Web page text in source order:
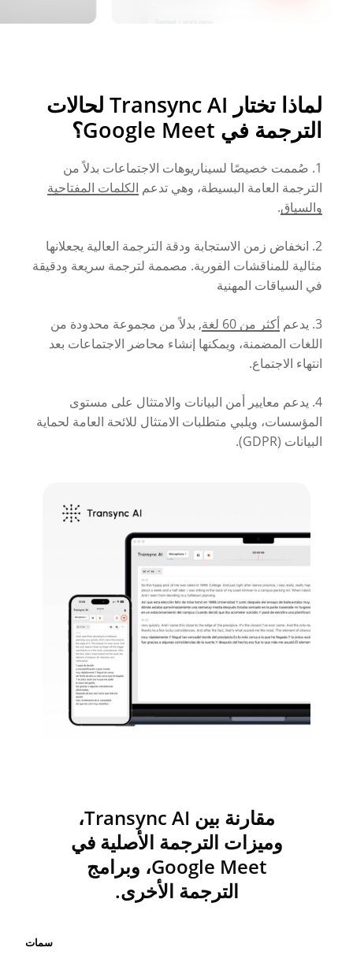
لماذا تختار Transync AI لحالات
الترجمة في Google Meet؟
1. صُممت خصيصًا لسيناريوهات الاجتماعات بدلاً من
الترجمة العامة البسيطة، وهي تدعم الكلمات المفتاحية
والسياق.
2. انخفاض زمن الاستجابة ودقة الترجمة العالية يجعلانها
مثالية للمناقشات الفورية. مصممة لترجمة سريعة ودقيقة
في السياقات المهنية
3. يدعم أكثر من 60 لغة
, بدلاً من مجموعة محدودة من
اللغات المضمنة، ويمكنها إنشاء محاضر الاجتماعات بعد
انتهاء الاجتماع.
4. يدعم معايير أمن البيانات والامتثال على مستوى
المؤسسات، ويلبي متطلبات الامتثال للائحة العامة لحماية
البيانات (GDPR).
مقارنة بين Transync AI،
وميزات الترجمة الأصلية في
Google Meet، وبرامج
الترجمة الأخرى.
سمات